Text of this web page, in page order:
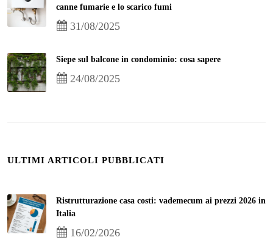
canne fumarie e lo scarico fumi
31/08/2025
Siepe sul balcone in condominio: cosa sapere
24/08/2025
ULTIMI ARTICOLI PUBBLICATI
Ristrutturazione casa costi: vademecum ai prezzi 2026 in
Italia
16/02/2026